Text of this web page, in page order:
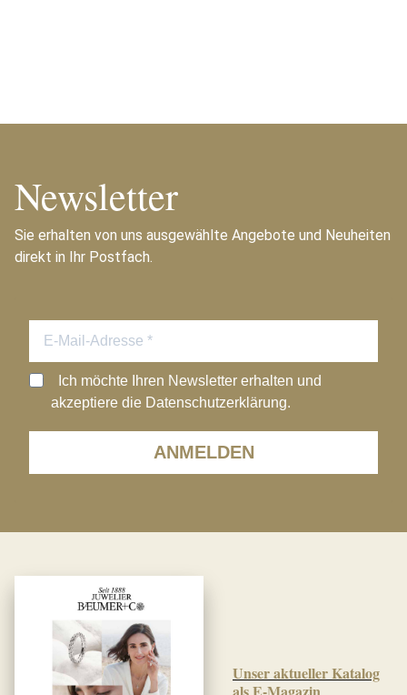
Newsletter
Sie erhalten von uns ausgewählte Angebote und Neuheiten
direkt in Ihr Postfach.
ANMELDEN
Ich möchte Ihren Newsletter erhalten und
akzeptiere die Datenschutzerklärung.
Unser aktueller Katalog
als E-Magazin